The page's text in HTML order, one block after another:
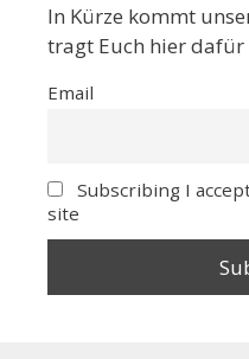
In Kürze kommt
tragt Euch hier dafür
Email
Subscribing I
site